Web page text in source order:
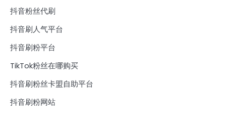
抖音粉丝代刷
抖音刷人气平台
抖音刷粉平台
TikTok粉丝在哪购买
抖音刷粉丝卡盟自助平台
抖音刷粉网站